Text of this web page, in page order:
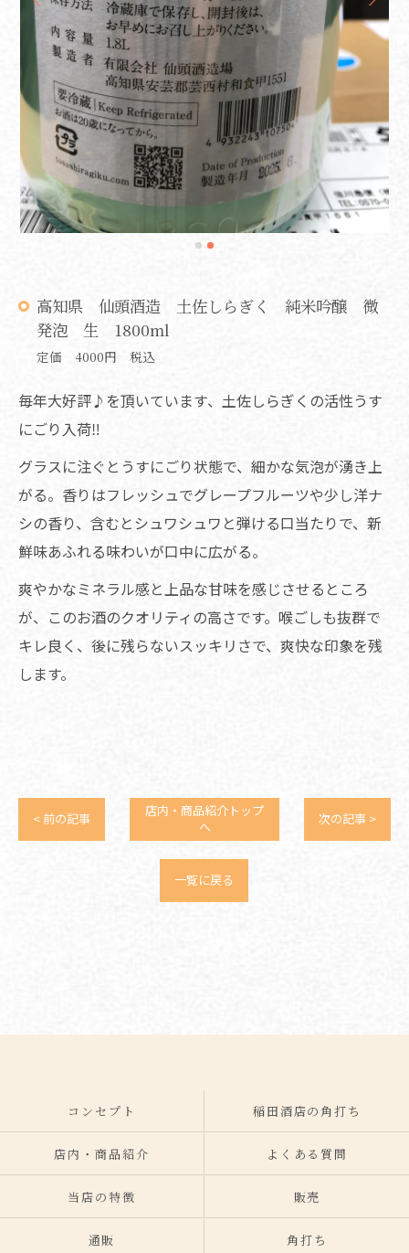
高知県 仙頭酒造 土佐しらぎく 純米吟醸 微
発泡 生 1800ml
定価 4000円 税込
毎年大好評♪を頂いています、土佐しらぎくの活性うす
にごり入荷‼️
グラスに注ぐとうすにごり状態で、細かな気泡が湧き上
がる。香りはフレッシュでグレープフルーツや少し洋ナ
シの香り、含むとシュワシュワと弾ける口当たりで、新
鮮味あふれる味わいが口中に広がる。
爽やかなミネラル感と上品な甘味を感じさせるところ
が、このお酒のクオリティの高さです。喉ごしも抜群で
キレ良く、後に残らないスッキリさで、爽快な印象を残
します。
< 前の記事
店内・商品紹介トップ
へ
次の記事 >
一覧に戻る
コンセプト 稲田酒店の角打ち
店内・商品紹介 よくある質問
当店の特徴 販売
通販 角打ち